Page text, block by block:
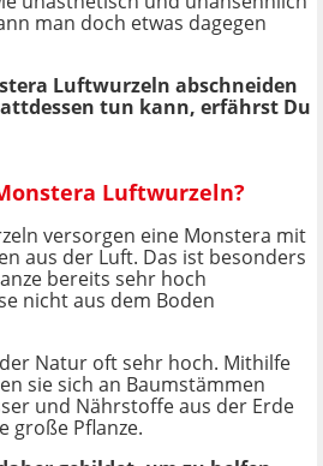
man doch etwas dagegen
Luftwurzeln abschneiden
tun kann, erfährst Du
Luftwurzeln?
versorgen eine Monstera mit
aus der Luft. Das ist besonders
bereits sehr hoch
nicht aus dem Boden
Natur oft sehr hoch. Mithilfe
sie sich an Baumstämmen
und Nährstoffe aus der Erde
große Pflanze.